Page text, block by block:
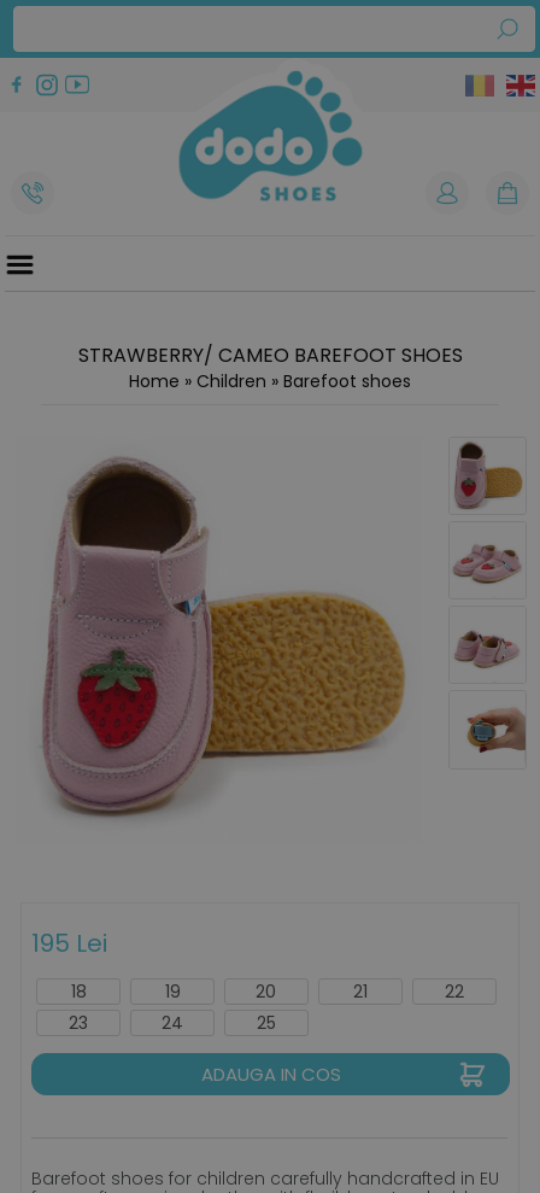
STRAWBERRY/ CAMEO BAREFOOT SHOES
Home » Children » Barefoot shoes
195 Lei
18 19 20 21
22
23
24 25
ADAUGA IN COS
Barefoot shoes for children carefully handcrafted in EU